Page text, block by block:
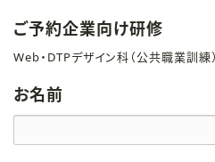
ご予約企業向け研修
Web・DTPデザイン科（公共職業訓練）
お名前